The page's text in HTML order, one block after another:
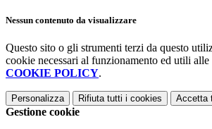
Nessun contenuto da visualizzare
Questo sito o gli strumenti terzi da questo
cookie necessari al funzionamento ed utili
COOKIE POLICY.
Personalizza Rifiuta tutti i cookies Accetta
Gestione cookie